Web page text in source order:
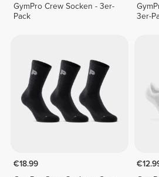
GymPro Crew Socken - 3er-
Pack
3er-
€18.99